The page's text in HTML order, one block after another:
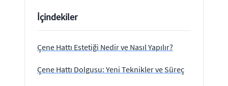
İçindekiler
Çene Hattı Estetiği Nedir ve Nasıl Yapılır?
Çene Hattı Dolgusu: Yeni Teknikler ve Süreç